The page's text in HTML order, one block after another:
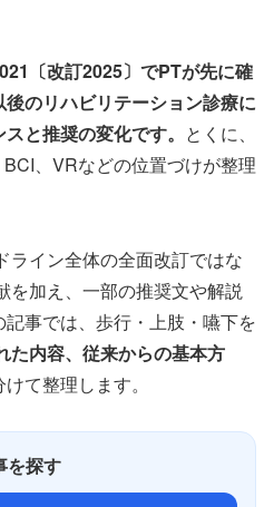
〔改訂2025〕でPTが先に確
のリハビリテーション診療に
と推奨の変化です。 とくに、
、VRなどの位置づけが整理
ライン全体の全面改訂ではな
を加え、一部の推奨文や解説
事では、歩行・上肢・嚥下を
た内容、従来からの基本方
けて整理します。
を探す